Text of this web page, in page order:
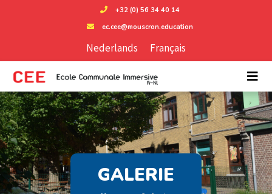
+32 (0) 56 34 40 14
ec.cee@mouscron.education
Nederlands Français
GALERIE